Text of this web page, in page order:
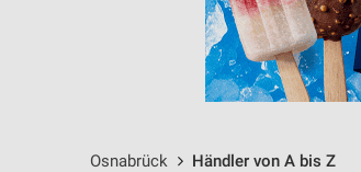
Osnabrück Händler von A bis Z